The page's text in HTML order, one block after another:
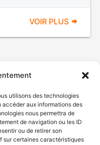
utilisons des technologies
aux informations des
nous permettra de
de navigation ou les ID
ou de retirer son
sur certaines caractéristiques
VOIR PLUS